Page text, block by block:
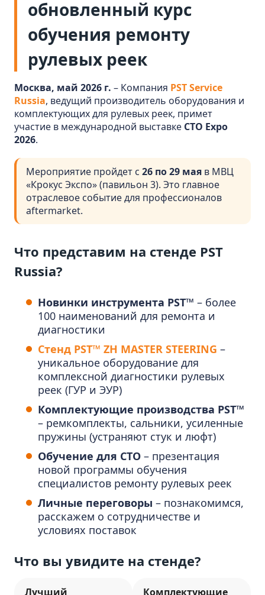
обновленный курс
обучения ремонту
рулевых реек
Москва, май 2026 г. – Компания PST Service
Russia, ведущий производитель оборудования и
комплектующих для рулевых реек, примет
участие в международной выставке CTO Expo
2026.
Мероприятие пройдет с 26 по 29 мая в МВЦ
«Крокус Экспо» (павильон 3). Это главное
отраслевое событие для профессионалов
aftermarket.
Что представим на стенде PST
Russia?
Новинки инструмента PST™ – более
100 наименований для ремонта и
диагностики
Стенд PST™ ZH MASTER STEERING –
уникальное оборудование для
комплексной диагностики рулевых
реек (ГУР и ЭУР)
Комплектующие производства PST™
– ремкомплекты, сальники, усиленные
пружины (устраняют стук и люфт)
Обучение для СТО – презентация
новой программы обучения
специалистов ремонту рулевых реек
Личные переговоры – познакомимся,
расскажем о сотрудничестве и
условиях поставок
Что вы увидите на стенде?
Лучший Комплектующие